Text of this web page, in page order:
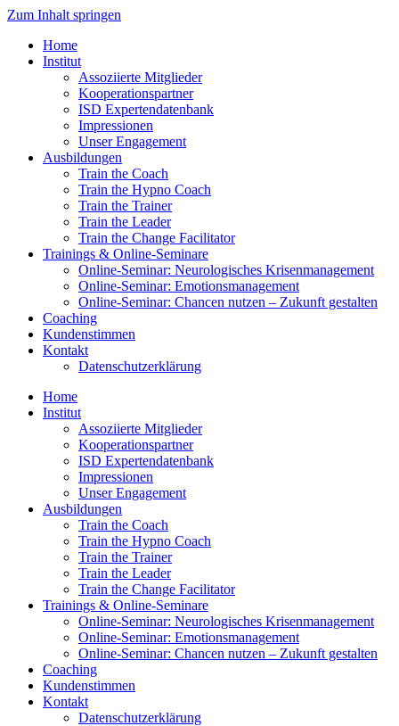
Zum Inhalt springen
Home
Institut
Assoziierte Mitglieder
Kooperationspartner
ISD Expertendatenbank
Impressionen
Unser Engagement
Ausbildungen
Train the Coach
Train the Hypno Coach
Train the Trainer
Train the Leader
Train the Change Facilitator
Trainings & Online-Seminare
Online-Seminar: Neurologisches Krisenmanagement
Online-Seminar: Emotionsmanagement
Online-Seminar: Chancen nutzen – Zukunft gestalten
Coaching
Kundenstimmen
Kontakt
Datenschutzerklärung
Home
Institut
Assoziierte Mitglieder
Kooperationspartner
ISD Expertendatenbank
Impressionen
Unser Engagement
Ausbildungen
Train the Coach
Train the Hypno Coach
Train the Trainer
Train the Leader
Train the Change Facilitator
Trainings & Online-Seminare
Online-Seminar: Neurologisches Krisenmanagement
Online-Seminar: Emotionsmanagement
Online-Seminar: Chancen nutzen – Zukunft gestalten
Coaching
Kundenstimmen
Kontakt
Datenschutzerklärung